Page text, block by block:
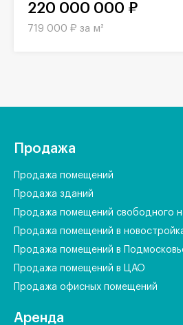
220 000 000 ₽
719 000 ₽ за м²
Продажа
Продажа помещений
Продажа зданий
Продажа помещений свободного
Продажа помещений в
Продажа помещений в
Продажа помещений в ЦАО
Продажа офисных помещений
Аренда